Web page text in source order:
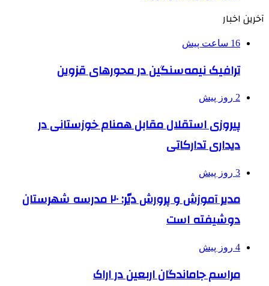
آخرین اخبار
16 ساعت پیش
ترافیک نیمه‌سنگین در محورهای قزوین
2 روز پیش
پیروزی استقلال مقابل همنام خوزستانی در
دیداری تدارکاتی
3 روز پیش
مدیر آموزش و پرورش دیّر: ۲۰ مدرسه شهرستان
دوشیفته است
4 روز پیش
مراسم جاماندگان اربعین در اراک